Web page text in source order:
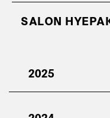
SALON
2025